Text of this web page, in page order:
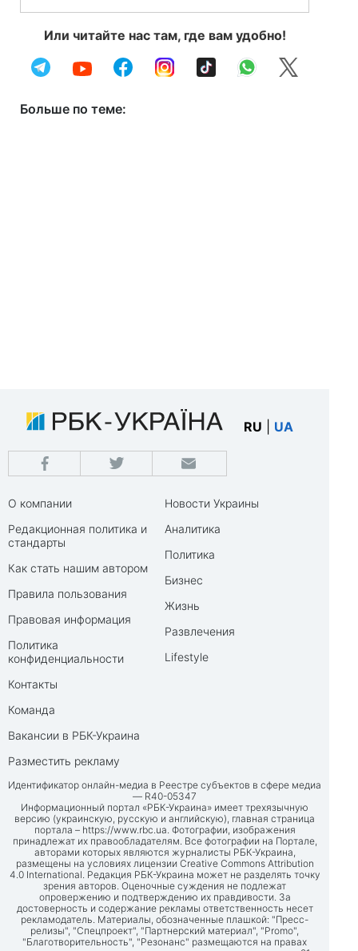
Или читайте нас там, где вам удобно!
Больше по теме:
RU UA
О компании
Редакционная политика и
стандарты
Как стать нашим автором
Правила пользования
Правовая информация
Политика
конфиденциальности
Контакты
Команда
Вакансии в РБК-Украина
Разместить рекламу
Новости Украины
Аналитика
Политика
Бизнес
Жизнь
Развлечения
Lifestyle
Идентификатор онлайн-медиа в Реестре субъектов в сфере медиа
— R40-05347
Информационный портал «РБК-Украина» имеет трехязычную
версию (украинскую, русскую и английскую), главная страница
портала – https://www.rbc.ua. Фотографии, изображения
принадлежат их правообладателям. Все фотографии на Портале,
авторами которых являются журналисты РБК-Украина,
размещены на условиях лицензии Creative Commons Attribution
4.0 International. Редакция РБК-Украина может не разделять точку
зрения авторов. Оценочные суждения не подлежат
опровержению и подтверждению их правдивости. За
достоверность и содержание рекламы ответственность несет
рекламодатель. Материалы, обозначенные плашкой: "Пресс-
релизы", "Спецпроект", "Партнерский материал", "Promo",
"Благотворительность", "Резонанс" размещаются на правах